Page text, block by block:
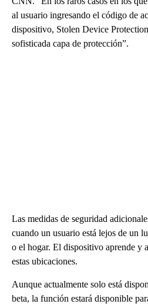
al usuario ingresando el código de
dispositivo, Stolen Device
sofisticada capa de protección”.
Las medidas de seguridad
cuando un usuario está lejos de un
o el hogar. El dispositivo aprende y
estas ubicaciones.
Aunque actualmente solo está
beta, la función estará disponible